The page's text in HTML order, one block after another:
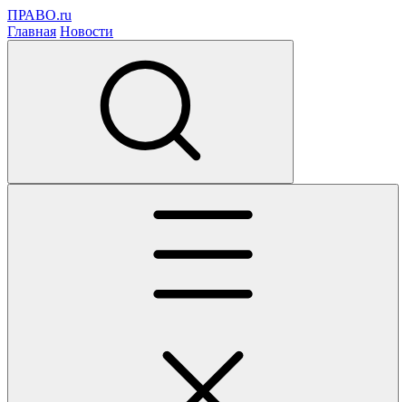
ПРАВО.ru
Главная Новости